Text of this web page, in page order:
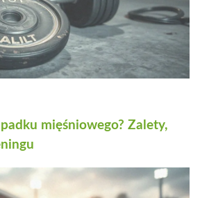
mięśniowego? Zalety,